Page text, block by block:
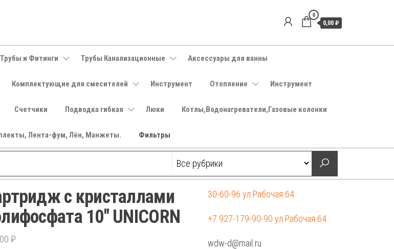
0
0,00 ₽
Трубы и Фитинги Трубы Канализационные Аксессуары для ванны
Комплектующие для смесителей Инструмент Отопление Инструмент
Счетчики Подводка гибкая Люки Котлы,Водонагреватели,Газовые колонки
Лента-фум, Лён, Манжеты. Фильтры
с кристаллами
10″ UNICORN
₽
30-60-96 ул.Рабочая 64
+7 927-179-90-90 ул.Рабочая 64
wdw-d@mail.ru